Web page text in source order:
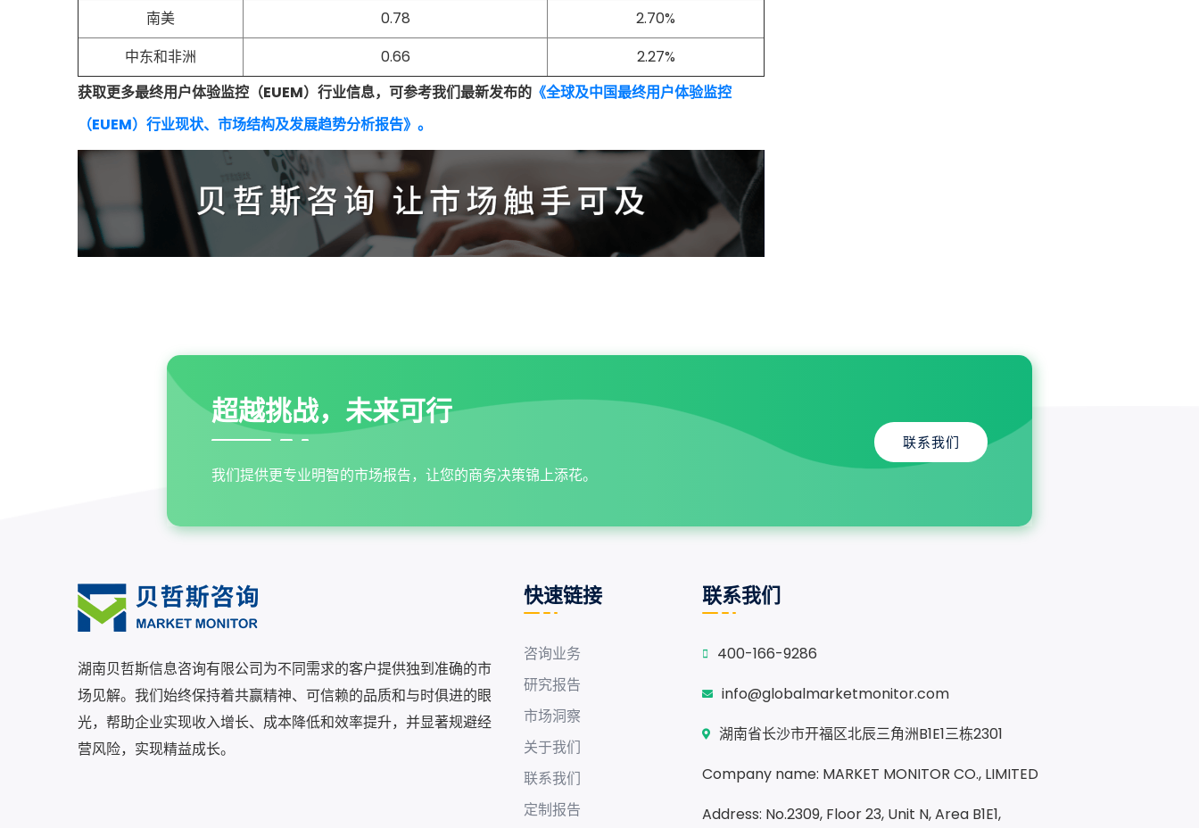
南美
0.78
2.70%
中东和非洲
0.66
2.27%
获取更多最终用户体验监控（EUEM）行业信息，可参考我们最新发布的 《全球及中国最终用户体验监控
（EUEM）行业现状、市场结构及发展趋势分析报告》。
超越挑战，未来可行
我们提供更专业明智的市场报告，让您的商务决策锦上添花。
联系我们
湖南贝哲斯信息咨询有限公司为不同需求的客户提供独到准确的市
场见解。我们始终保持着共赢精神、可信赖的品质和与时俱进的眼
光，帮助企业实现收入增长、成本降低和效率提升，并显著规避经
营风险，实现精益成长。
快速链接
咨询业务
研究报告
市场洞察
关于我们
联系我们
定制报告
联系我们
400-166-9286
info@globalmarketmonitor.com
湖南省长沙市开福区北辰三角洲B1E1三栋2301
Company name: MARKET MONITOR CO., LIMITED
Address: No.2309, Floor 23, Unit N, Area B1E1,